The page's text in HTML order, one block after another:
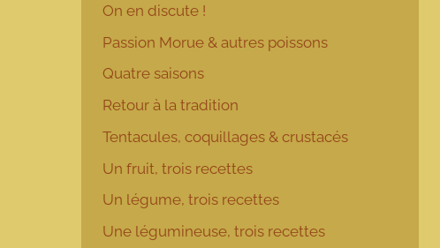
On en discute !
Passion Morue & autres poissons
Quatre saisons
Retour à la tradition
Tentacules, coquillages & crustacés
Un fruit, trois recettes
Un légume, trois recettes
Une légumineuse, trois recettes